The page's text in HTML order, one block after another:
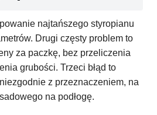
najtańszego styropianu
Drugi częsty problem to
za paczkę, bez przeliczenia
grubości. Trzeci błąd to
z przeznaczeniem, na
na podłogę.